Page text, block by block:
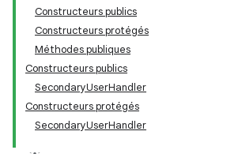
Constructeurs publics
Constructeurs protégés
Méthodes publiques
Constructeurs publics
SecondaryUserHandler
Constructeurs protégés
SecondaryUserHandler